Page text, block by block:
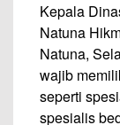
Kepala
Natuna
Natuna,
wajib
seperti
spesialis